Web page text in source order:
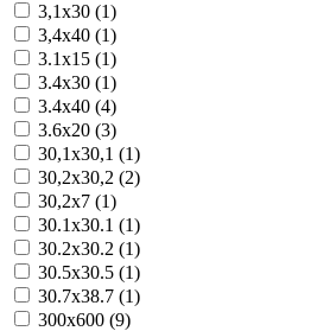
3,1x30 (1)
3,4x40 (1)
3.1x15 (1)
3.4x30 (1)
3.4x40 (4)
3.6x20 (3)
30,1x30,1 (1)
30,2x30,2 (2)
30,2x7 (1)
30.1x30.1 (1)
30.2x30.2 (1)
30.5x30.5 (1)
30.7x38.7 (1)
300x600 (9)